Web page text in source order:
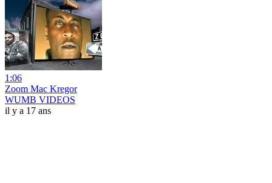
1:06
Zoom Mac Kregor
WUMB VIDEOS
il y a 17 ans